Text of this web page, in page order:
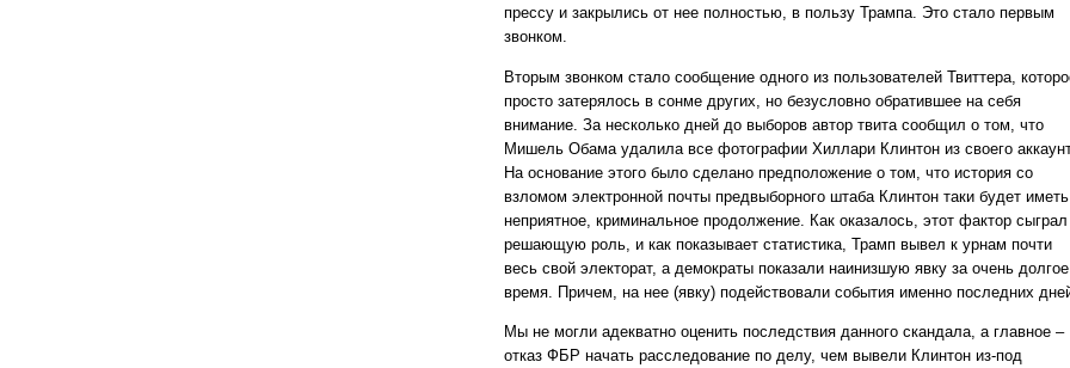
прессу и закрылись от нее полностью, в пользу Трампа. Это стало первым
звонком.
Вторым звонком стало сообщение одного из пользователей Твиттера,
просто затерялось в сонме других, но безусловно обратившее на себя
внимание. За несколько дней до выборов автор твита сообщил о том, что
Мишель Обама удалила все фотографии Хиллари Клинтон из своего
На основание этого было сделано предположение о том, что история со
взломом электронной почты предвыборного штаба Клинтон таки будет иметь
неприятное, криминальное продолжение. Как оказалось, этот фактор сыграл
решающую роль, и как показывает статистика, Трамп вывел к урнам почти
весь свой электорат, а демократы показали наинизшую явку за очень долгое
время. Причем, на нее (явку) подействовали события именно последних
Мы не могли адекватно оценить последствия данного скандала, а главное –
отказ ФБР начать расследование по делу, чем вывели Клинтон из-под